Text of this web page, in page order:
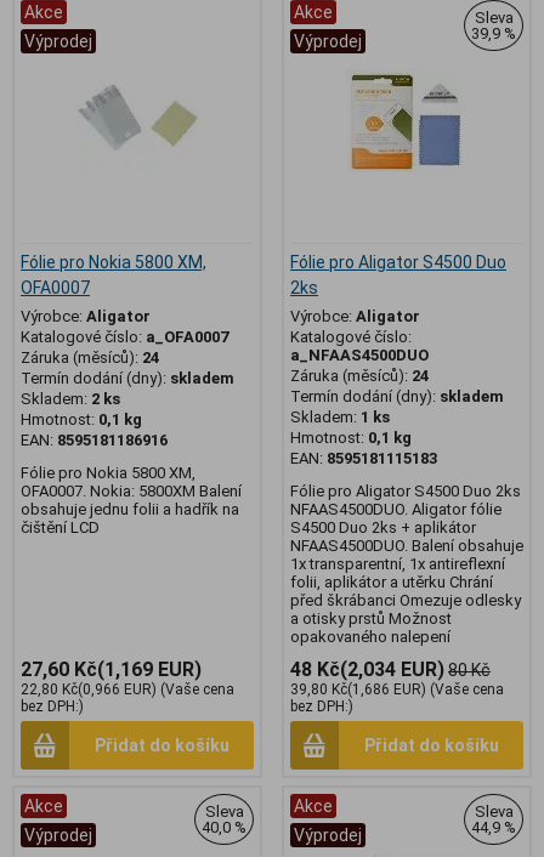
Akce
Výprodej
Fólie pro Nokia 5800 XM,
OFA0007
Výrobce: Aligator
Katalogové číslo: a_OFA0007
Záruka (měsíců): 24
Termín dodání (dny): skladem
Skladem: 2 ks
Hmotnost: 0,1 kg
EAN: 8595181186916
Fólie pro Nokia 5800 XM,
OFA0007. Nokia: 5800XM Balení
obsahuje jednu folii a hadřík na
čištění LCD
27,60 Kč(1,169 EUR)
22,80 Kč(0,966 EUR) (Vaše cena
bez DPH:)
Přidat do košíku
Akce
Výprodej
Sleva
39,9 %
Fólie pro Aligator S4500 Duo
2ks
Výrobce: Aligator
Katalogové číslo:
a_NFAAS4500DUO
Záruka (měsíců): 24
Termín dodání (dny): skladem
Skladem: 1 ks
Hmotnost: 0,1 kg
EAN: 8595181115183
Fólie pro Aligator S4500 Duo 2ks
NFAAS4500DUO. Aligator fólie
S4500 Duo 2ks + aplikátor
NFAAS4500DUO. Balení obsahuje
1x transparentní, 1x antireflexní
folii, aplikátor a utěrku Chrání
před škrábanci Omezuje odlesky
a otisky prstů Možnost
opakovaného nalepení
48 Kč(2,034 EUR)80 Kč
39,80 Kč(1,686 EUR) (Vaše cena
bez DPH:)
Přidat do košíku
Akce
Výprodej
Sleva
40,0 %
Akce
Výprodej
Sleva
44,9 %